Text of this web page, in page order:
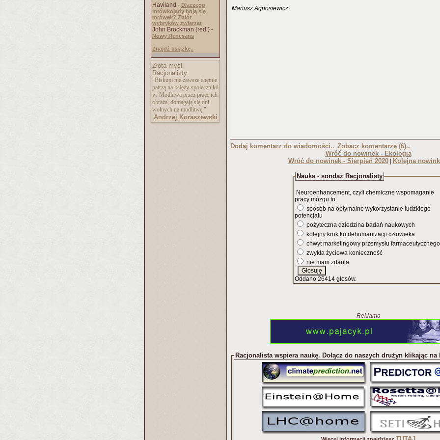
Haviland - Dlaczego
mrówkojady boją się
mrówek? Zbiór
wybryków zwierząt
John Brockman (red.) -
Nowy Renesans
Znajdź książkę..
Złota myśl
Racjonalisty:
"Biskupi nie zawsze chętnie
patrzą na księży-społecznikó
w. Modlitwa przez pracę ich
obraża, domagają się dni
wolnych na modlitwę."
Andrzej Koraszewski
Mariusz Agnosiewicz
Dodaj komentarz do wiadomości.. Zobacz komentarze (6)..
Wróć do nowinek - Ekologia
Wróć do nowinek - Sierpień 2020| Kolejna
Nauka - sondaż Racjonalisty
Neuroenhancement, czyli chemiczne wspomaganie
pracy mózgu to:
sposób na optymalne wykorzystanie ludzkiego
potencjału
pożyteczna dziedzina badań naukowych
kolejny krok ku dehumanizacji człowieka
chwyt marketingowy przemysłu farmaceutycznego
zwykła życiowa konieczność
nie mam zdania
Oddano 26414 głosów.
Reklama
Racjonalista wspiera naukę. Dołącz do naszych drużyn klikając na